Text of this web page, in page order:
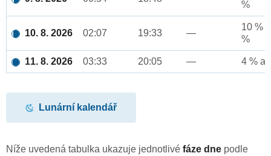
%
10. 8. 2026 02:07 19:33 —
10 %
%
11. 8. 2026 03:33 20:05 — 4 %
Lunární kalendář
Níže uvedená tabulka ukazuje jednotlivé fáze dne podle